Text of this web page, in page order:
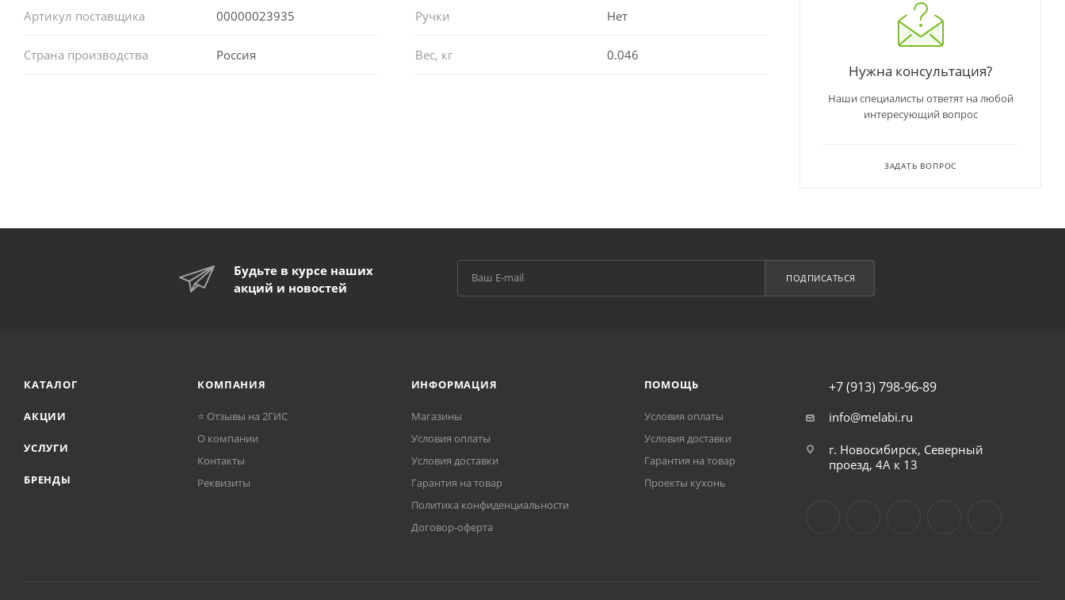
Артикул поставщика 00000023935 Ручки Нет
Страна производства Россия Вес, кг 0.046
Нужна консультация?
Наши специалисты ответят на любой
интересующий вопрос
ЗАДАТЬ ВОПРОС
Будьте в курсе наших
акций и новостей
ПОДПИСАТЬСЯ
КАТАЛОГ
АКЦИИ
УСЛУГИ
БРЕНДЫ
КОМПАНИЯ
⭐ Отзывы на 2ГИС
О компании
Контакты
Реквизиты
ИНФОРМАЦИЯ
Магазины
Условия оплаты
Условия доставки
Гарантия на товар
Политика конфиденциальности
Договор-оферта
ПОМОЩЬ
Условия оплаты
Условия доставки
Гарантия на товар
Проекты кухонь
+7 (913) 798-96-89
info@melabi.ru
г. Новосибирск, Северный
проезд, 4А к 13